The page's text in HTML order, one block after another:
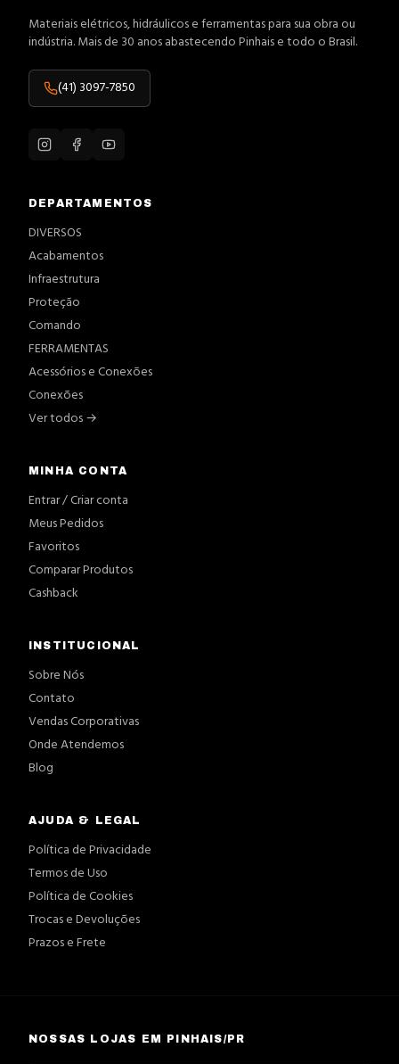
Materiais elétricos, hidráulicos e ferramentas para sua obra ou
indústria. Mais de 30 anos abastecendo Pinhais e todo o Brasil.
(41) 3097-7850
DEPARTAMENTOS
DIVERSOS
Acabamentos
Infraestrutura
Proteção
Comando
FERRAMENTAS
Acessórios e Conexões
Conexões
Ver todos →
MINHA CONTA
Entrar / Criar conta
Meus Pedidos
Favoritos
Comparar Produtos
Cashback
INSTITUCIONAL
Sobre Nós
Contato
Vendas Corporativas
Onde Atendemos
Blog
AJUDA & LEGAL
Política de Privacidade
Termos de Uso
Política de Cookies
Trocas e Devoluções
Prazos e Frete
NOSSAS LOJAS EM PINHAIS/PR